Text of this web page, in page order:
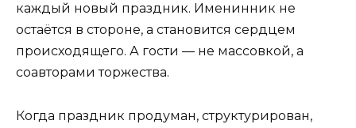
каждый новый праздник. Именинник не
остаётся в стороне, а становится сердцем
происходящего. А гости — не массовкой, а
соавторами торжества.
Когда праздник продуман, структурирован,